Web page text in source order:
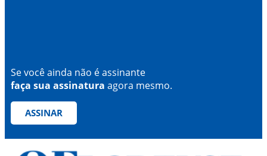
Se você ainda não é assinante
faça sua assinatura agora mesmo.
ASSINAR